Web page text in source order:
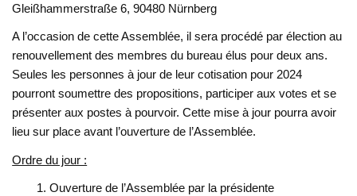
Gleißhammerstraße 6, 90480 Nürnberg
A l’occasion de cette Assemblée, il sera procédé par élection au
renouvellement des membres du bureau élus pour deux ans.
Seules les personnes à jour de leur cotisation pour 2024
pourront soumettre des propositions, participer aux votes et se
présenter aux postes à pourvoir. Cette mise à jour pourra avoir
lieu sur place avant l’ouverture de l’Assemblée.
Ordre du jour :
Ouverture de l’Assemblée par la présidente